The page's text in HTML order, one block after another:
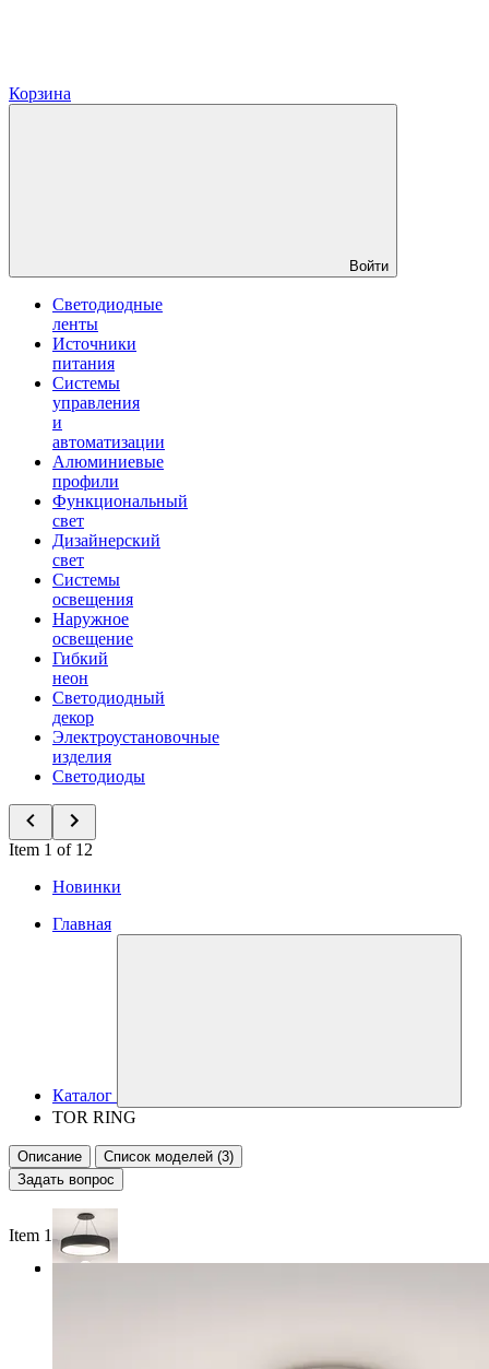
Корзина
Войти
Светодиодные
ленты
Источники
питания
Системы
управления
и
автоматизации
Алюминиевые
профили
Функциональный
свет
Дизайнерский
свет
Системы
освещения
Наружное
освещение
Гибкий
неон
Светодиодный
декор
Электроустановочные
изделия
Светодиоды
Item 1 of 12
Новинки
Главная
Каталог
TOR RING
Описание
Список моделей (3)
Задать вопрос
Item 1 of 3